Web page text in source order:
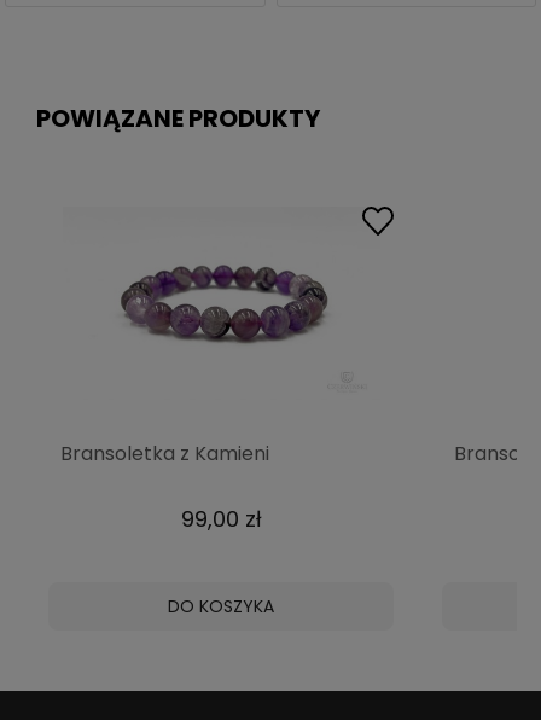
POWIĄZANE PRODUKTY
Bransoletka z Kamieni
99,00 zł
DO KOSZYKA